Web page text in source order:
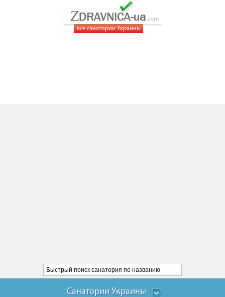
все санатории Украины
Санатории Украины